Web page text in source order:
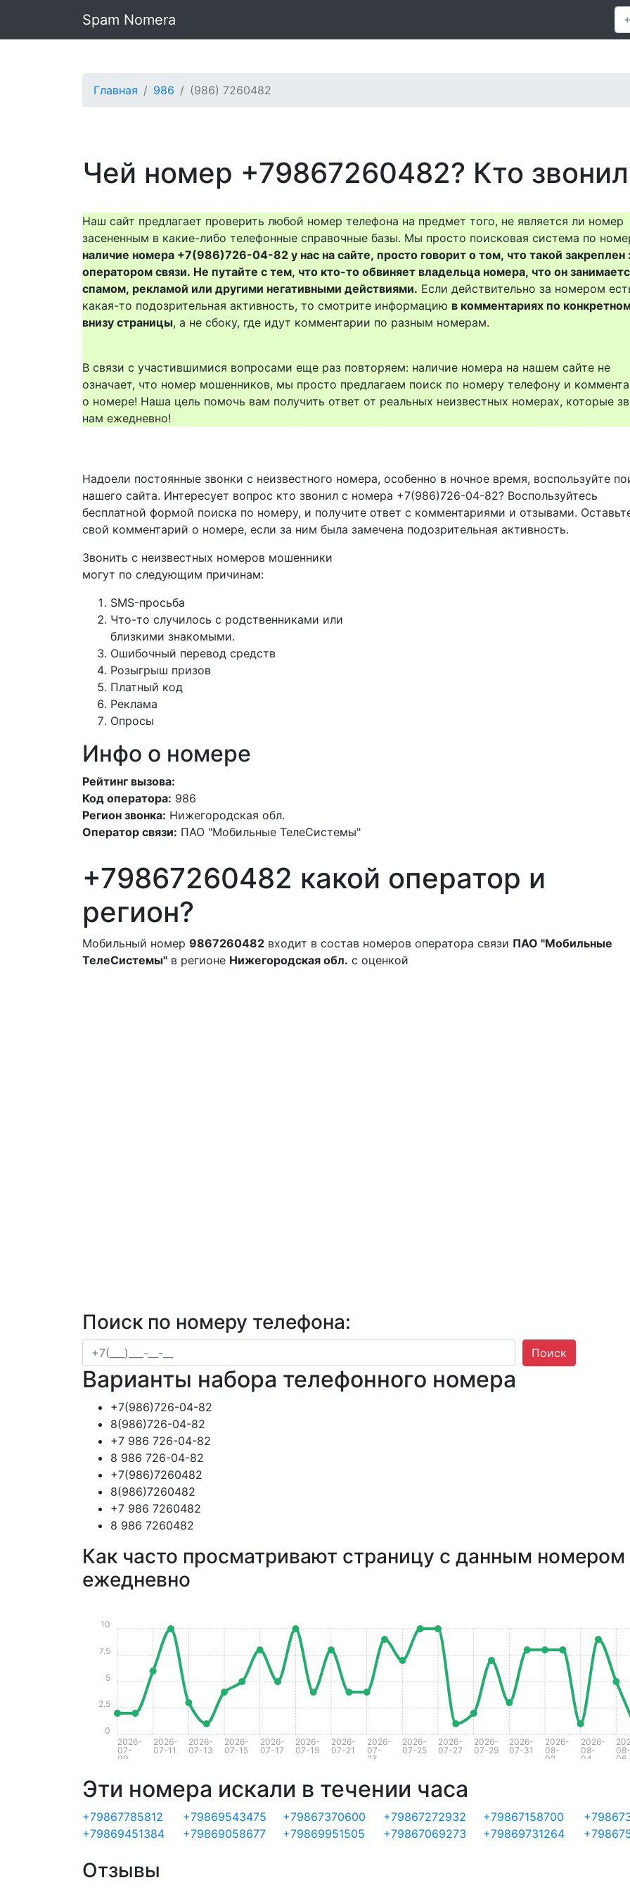
Spam Nomera
Главная 986 (986) 7260482
Чей номер +79867260482? Кто
Наш сайт предлагает проверить любой номер телефона на предмет того, не является ли номер
засененным в какие-либо телефонные справочные базы. Мы просто поисковая система по
наличие номера +7(986)726-04-82 у нас на сайте, просто говорит о том, что такой закреплен
оператором связи. Не путайте с тем, что кто-то обвиняет владельца номера, что он
спамом, рекламой или другими негативными действиями. Если действительно за номером
какая-то подозрительная активность, то смотрите информацию в комментариях по
внизу страницы, а не сбоку, где идут комментарии по разным номерам.
В связи с участившимися вопросами еще раз повторяем: наличие номера на нашем сайте не
означает, что номер мошенников, мы просто предлагаем поиск по номеру телефону и
о номере! Наша цель помочь вам получить ответ от реальных неизвестных номерах, которые
нам ежедневно!
Надоели постоянные звонки с неизвестного номера, особенно в ночное время, воспользуйте
нашего сайта. Интересует вопрос кто звонил с номера +7(986)726-04-82? Воспользуйтесь
бесплатной формой поиска по номеру, и получите ответ с комментариями и отзывами.
свой комментарий о номере, если за ним была замечена подозрительная активность.
Звонить с неизвестных номеров мошенники
могут по следующим причинам:
SMS-просьба
Что-то случилось с родственниками или
близкими знакомыми.
Ошибочный перевод средств
Розыгрыш призов
Платный код
Реклама
Опросы
Инфо о номере
Рейтинг вызова:
Код оператора: 986
Регион звонка: Нижегородская обл.
Оператор связи: ПАО "Мобильные ТелеСистемы"
+79867260482 какой оператор и
регион?
Мобильный номер 9867260482 входит в состав номеров оператора связи ПАО "Мобильные
ТелеСистемы" в регионе Нижегородская обл. с оценкой
Поиск по номеру телефона:
Поиск
Варианты набора телефонного номера
+7(986)726-04-82
8(986)726-04-82
+7 986 726-04-82
8 986 726-04-82
+7(986)7260482
8(986)7260482
+7 986 7260482
8 986 7260482
Как часто просматривают страницу с данным номером
ежедневно
2026-
07-
09
2026-
07-11
2026-
07-13
2026-
07-15
2026-
07-17
2026-
07-19
2026-
07-21
2026-
07-
23
2026-
07-25
2026-
07-27
2026-
07-29
2026-
07-31
2026-
08-
02
2026-
08-
04
08-
06
0
2.5
5
7.5
10
Эти номера искали в течении часа
+79867785812 +79869543475 +79867370600 +79867272932 +79867158700
+79869451384
+79869058677 +79869951505 +79867069273 +79869731264
Отзывы